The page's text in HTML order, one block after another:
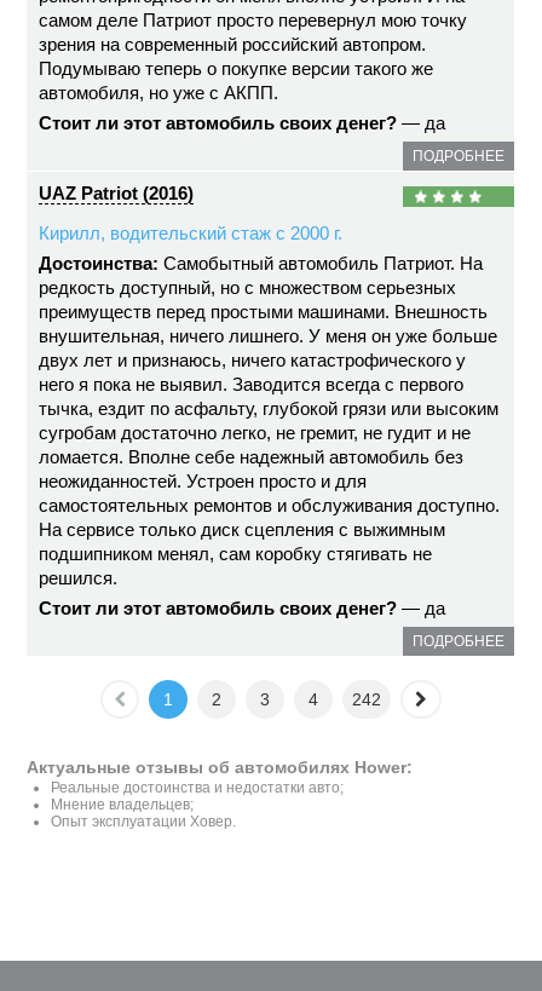
самом деле Патриот просто перевернул мою точку
зрения на современный российский автопром.
Подумываю теперь о покупке версии такого же
автомобиля, но уже с АКПП.
Стоит ли этот автомобиль своих денег? — да
ПОДРОБНЕЕ
UAZ Patriot (2016)
Кирилл, водительский стаж с 2000 г.
Достоинства: Самобытный автомобиль Патриот. На
редкость доступный, но с множеством серьезных
преимуществ перед простыми машинами. Внешность
внушительная, ничего лишнего. У меня он уже больше
двух лет и признаюсь, ничего катастрофического у
него я пока не выявил. Заводится всегда с первого
тычка, ездит по асфальту, глубокой грязи или высоким
сугробам достаточно легко, не гремит, не гудит и не
ломается. Вполне себе надежный автомобиль без
неожиданностей. Устроен просто и для
самостоятельных ремонтов и обслуживания доступно.
На сервисе только диск сцепления с выжимным
подшипником менял, сам коробку стягивать не
решился.
Стоит ли этот автомобиль своих денег? — да
ПОДРОБНЕЕ
1 2 3 4 242
Актуальные отзывы об автомобилях Hower:
Реальные достоинства и недостатки авто;
Мнение владельцев;
Опыт эксплуатации Ховер.